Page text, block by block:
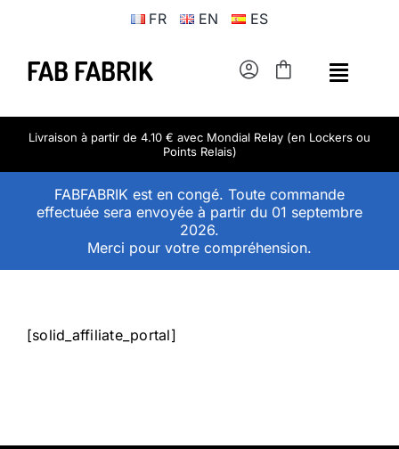
contenu
FR EN ES
FAB FABRIK
Livraison à partir de 4.10 € avec Mondial Relay (en Lockers ou
Points Relais)
FABFABRIK est en congé. Toute commande
effectuée sera envoyée à partir du 01 septembre
2026.
Merci pour votre compréhension.
[solid_affiliate_portal]